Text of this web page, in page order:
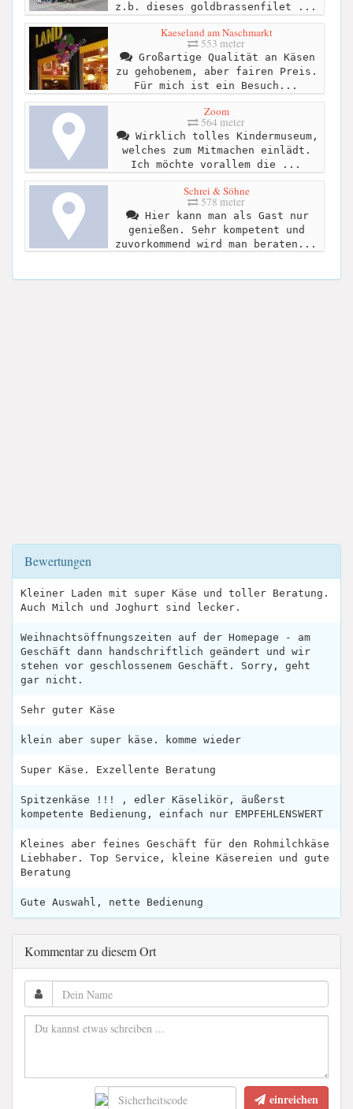
z.b. dieses goldbrassenfilet ...
Kaeseland am Naschmarkt
553 meter
Großartige Qualität an Käsen
zu gehobenem, aber fairen Preis.
Für mich ist ein Besuch...
Zoom
564 meter
Wirklich tolles Kindermuseum,
welches zum Mitmachen einlädt.
Ich möchte vorallem die ...
Schrei & Söhne
578 meter
Hier kann man als Gast nur
genießen. Sehr kompetent und
zuvorkommend wird man beraten...
Bewertungen
Kleiner Laden mit super Käse und toller Beratung.
Auch Milch und Joghurt sind lecker.
Weihnachtsöffnungszeiten auf der Homepage - am
Geschäft dann handschriftlich geändert und wir
stehen vor geschlossenem Geschäft. Sorry, geht
gar nicht.
Sehr guter Käse
klein aber super käse. komme wieder
Super Käse. Exzellente Beratung
Spitzenkäse !!! , edler Käselikör, äußerst
kompetente Bedienung, einfach nur EMPFEHLENSWERT
Kleines aber feines Geschäft für den Rohmilchkäse
Liebhaber. Top Service, kleine Käsereien und gute
Beratung
Gute Auswahl, nette Bedienung
Kommentar zu diesem Ort
einreichen